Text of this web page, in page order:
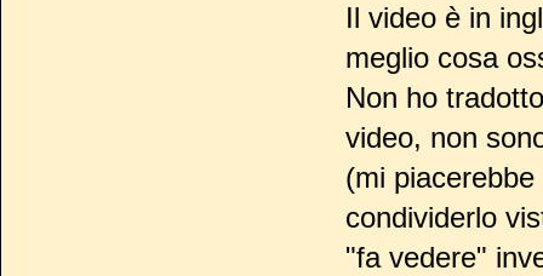
Il video è in
meglio cosa
Non ho
video, non
(mi
condividerlo
"fa vedere"